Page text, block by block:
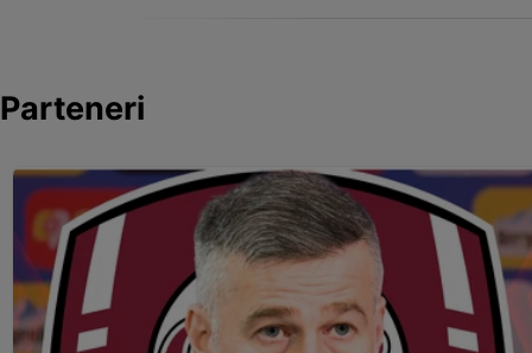
Parteneri